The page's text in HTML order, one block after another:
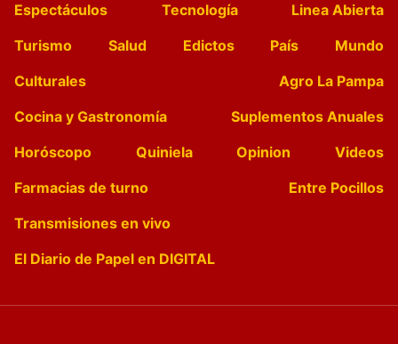
Espectáculos
Tecnología
Linea Abierta
Turismo
Salud Edictos País
Mundo
Culturales
Agro La Pampa
Cocina y Gastronomía
Suplementos Anuales
Horóscopo
Quiniela Opinion
Videos
Farmacias de turno
Entre Pocillos
Transmisiones en vivo
El Diario de Papel en DIGITAL